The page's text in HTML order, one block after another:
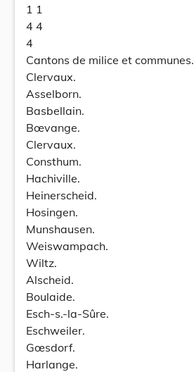
1 1
4 4
4
Cantons de milice et communes.
Clervaux.
Asselborn.
Basbellain.
Bœvange.
Clervaux.
Consthum.
Hachiville.
Heinerscheid.
Hosingen.
Munshausen.
Weiswampach.
Wiltz.
Alscheid.
Boulaide.
Esch-s.-la-Sûre.
Eschweiler.
Gœsdorf.
Harlange.